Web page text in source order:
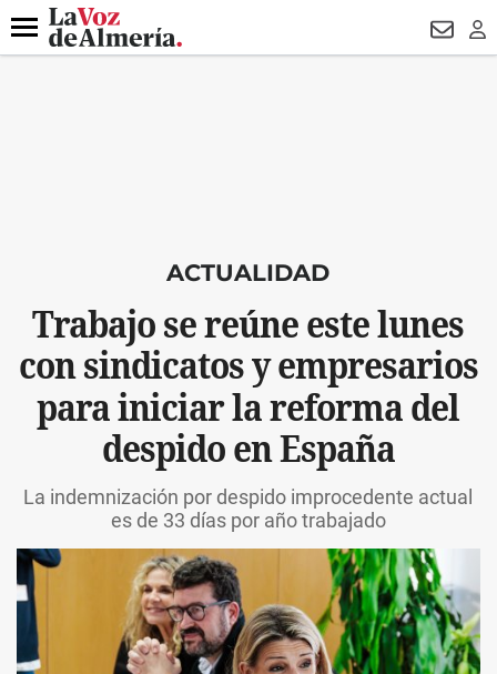
DESTACADO
Menú
ACTUALIDAD
Trabajo se reúne este lunes
con sindicatos y empresarios
para iniciar la reforma del
despido en España
La indemnización por despido improcedente actual
es de 33 días por año trabajado